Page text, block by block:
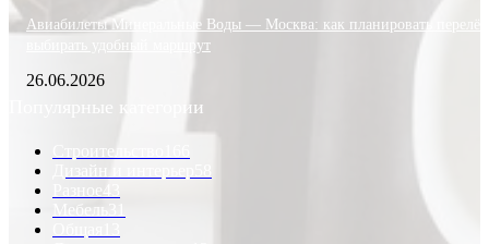
Авиабилеты Минеральные Воды — Москва: как планировать
выбирать удобный маршрут
26.06.2026
Популярные категории
Строительство
Дизайн и интерьер
Разное43
Мебель